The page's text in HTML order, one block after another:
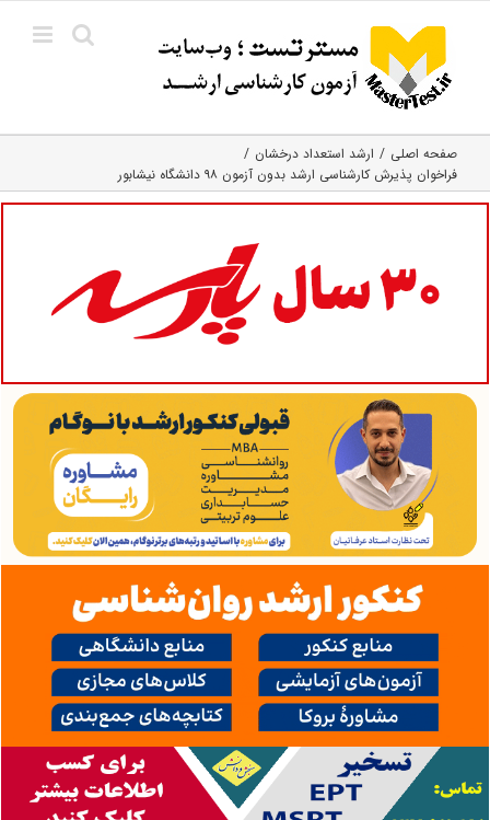
content
صفحه اصلی
ارشد استعداد درخشان
فراخوان پذیرش کارشناسی ارشد بدون آزمون ۹۸ دانشگاه نیشابور